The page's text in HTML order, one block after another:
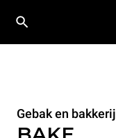
Gebak en bakkerij